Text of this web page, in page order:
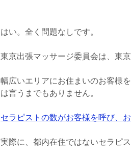
はい。全く問題なしです。
東京出張マッサージ委員会は、東
幅広いエリアにお住まいのお客様
は言うまでもありません。
セラピストの数がお客様を呼び、
実際に、都内在住ではないセラピ